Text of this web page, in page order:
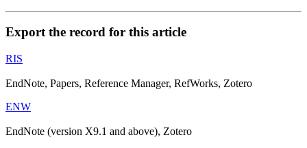
Export the record for this article
RIS
EndNote, Papers, Reference Manager, RefWorks, Zotero
ENW
EndNote (version X9.1 and above), Zotero